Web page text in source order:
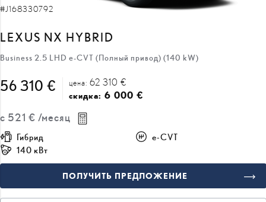
#J168330792
LEXUS NX HYBRID
Business 2.5 LHD e-CVT (Полный привод) (140 kW)
56 310 € цена: 62 310 €
скидка: 6 000 €
с 521 € /месяц
Гибрид
e-CVT
140 кВт
ПОЛУЧИТЬ ПРЕДЛОЖЕНИЕ